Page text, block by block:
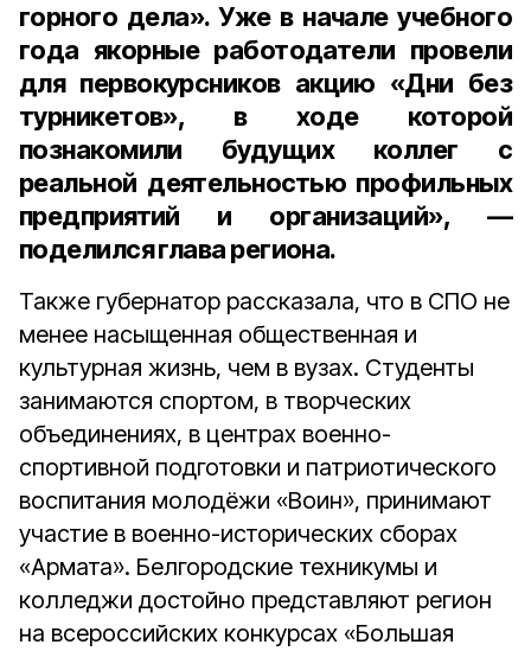
горного дела». Уже в начале учебного
года якорные работодатели провели
для первокурсников акцию «Дни без
турникетов», в ходе которой
познакомили будущих коллег с
реальной деятельностью профильных
предприятий и организаций», —
поделился глава региона.
Также губернатор рассказала, что в СПО не
менее насыщенная общественная и
культурная жизнь, чем в вузах. Студенты
занимаются спортом, в творческих
объединениях, в центрах военно-
спортивной подготовки и патриотического
воспитания молодёжи «Воин», принимают
участие в военно-исторических сборах
«Армата». Белгородские техникумы и
колледжи достойно представляют регион
на всероссийских конкурсах «Большая